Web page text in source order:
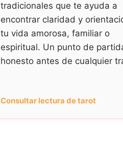
tradicionales que te ayuda a
encontrar claridad y
tu vida amorosa, familiar o
espiritual. Un punto de
honesto antes de cualquier
Consultar lectura de tarot